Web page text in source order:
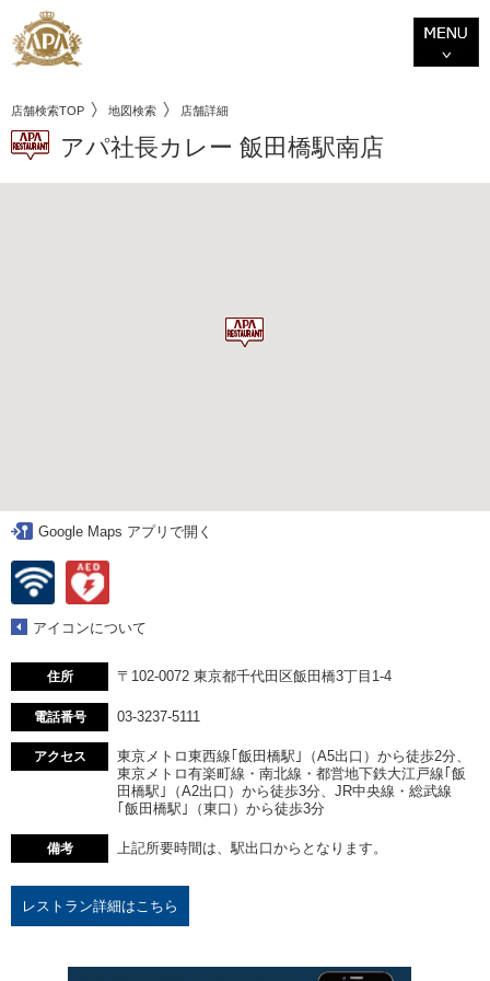
店舗検索TOP 地図検索 店舗詳細
アパ社長カレー 飯田橋駅南店
Google Maps アプリで開く
アイコンについて
住所 〒102-0072 東京都千代田区飯田橋3丁目1-4
電話番号 03-3237-5111
アクセス
東京メトロ東西線｢飯田橋駅｣（A5出口）から徒歩2分、
東京メトロ有楽町線・南北線・都営地下鉄大江戸線｢飯
田橋駅｣（A2出口）から徒歩3分、JR中央線・総武線
｢飯田橋駅｣（東口）から徒歩3分
備考 上記所要時間は、駅出口からとなります。
レストラン詳細はこちら